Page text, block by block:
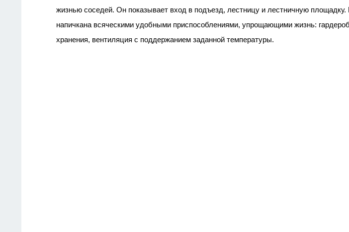
жизнью соседей. Он показывает вход в подъезд, лестницу и лестничную площадку.
напичкана всяческими удобными приспособлениями, упрощающими жизнь:
хранения, вентиляция с поддержанием заданной температуры.